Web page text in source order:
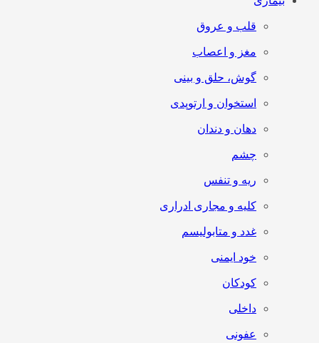
قلب و عروق
مغز و اعصاب
گوش، حلق و بینی
استخوان و ارتوپدی
دهان و دندان
چشم
ریه و تنفس
کلیه و مجاری ادراری
غدد و متابولیسم
خود ایمنی
کودکان
داخلی
عفونی